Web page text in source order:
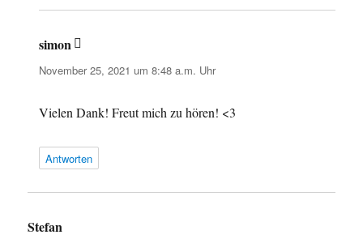
simon sagt:
November 25, 2021 um 8:48 a.m. Uhr
Vielen Dank! Freut mich zu hören! <3
Antworten
Stefan